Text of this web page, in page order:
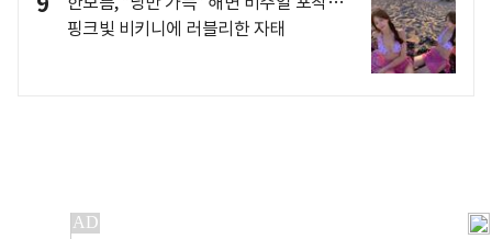
핑크빛 비키니에 러블리한 자태